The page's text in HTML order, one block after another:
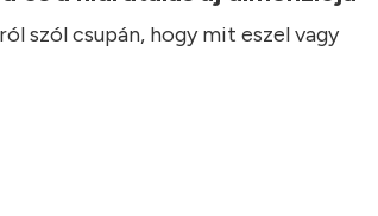
szól csupán, hogy mit eszel vagy